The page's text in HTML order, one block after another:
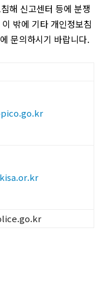
해 신고센터 등에 분쟁
밖에 기타 개인정보침
문의하시기 바랍니다.